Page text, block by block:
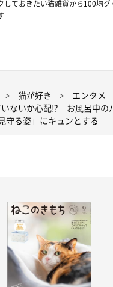
しておきたい猫雑貨から100均
猫が好き エンタメ
いないか心配!? お風呂中の
守る姿」にキュンとする